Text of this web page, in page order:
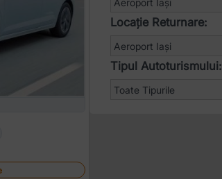
Locație Returnare:
Tipul Autoturismului: